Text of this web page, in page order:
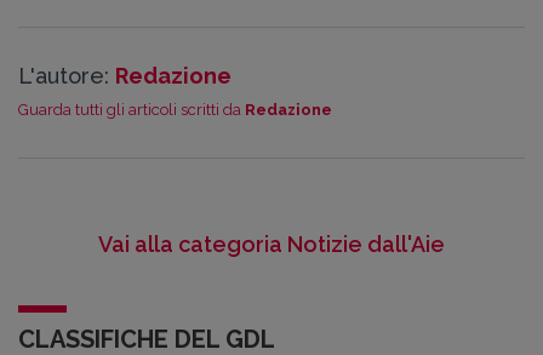
L'autore: Redazione
Guarda tutti gli articoli scritti da Redazione
Vai alla categoria Notizie dall'Aie
CLASSIFICHE DEL GDL